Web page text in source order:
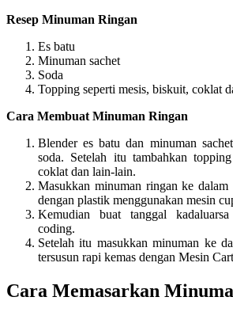
Resep Minuman
Es batu
Minuman sachet
Soda
Topping seperti mesis, biskuit, coklat
Cara Membuat Minuman Ringan
Blender es batu dan minuman
soda. Setelah itu tambahkan
coklat dan lain-lain.
Masukkan minuman ringan ke
dengan plastik menggunakan mesin
Kemudian buat tanggal
coding.
Setelah itu masukkan minuman ke
tersusun rapi kemas dengan Mesin
Cara Memasarkan